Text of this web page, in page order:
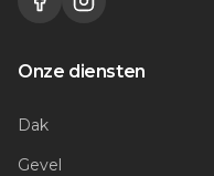
Onze diensten
Dak
Gevel